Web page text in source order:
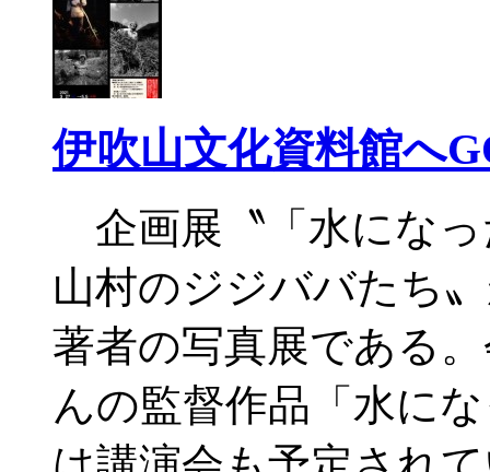
伊吹山文化資料館へ
企画展〝「水になっ
山村のジジババたち
著者の写真展である
んの監督作品「水に